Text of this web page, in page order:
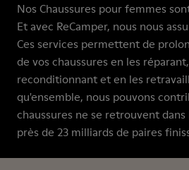
Nos Chaussures pour femmes
Et avec ReCamper, nous nous
Ces services permettent de
de vos chaussures en les
reconditionnant et en les
qu'ensemble, nous pouvons
chaussures ne se retrouvent dans
près de 23 milliards de paires